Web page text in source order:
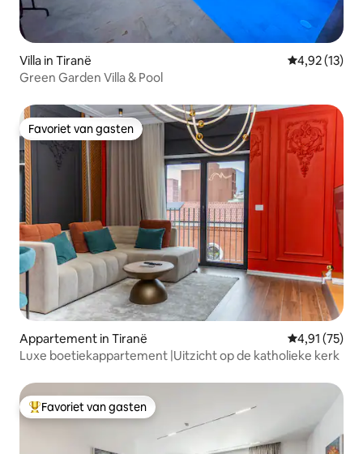
Villa in Tiranë Gemiddelde
4,92 (13)
Green Garden Villa & Pool
Favoriet van gasten
Favoriet van gasten
Appartement in Tiranë Gemiddelde
4,91 (75)
Luxe boetiekappartement |Uitzicht op de katholieke kerk
Topfavoriet van gasten
Favoriet van gasten